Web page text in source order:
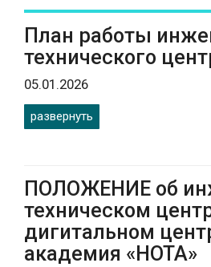
План работы
технического
05.01.2026
развернуть
ПОЛОЖЕНИЕ об
техническом
дигитальном
академия «НОТА»